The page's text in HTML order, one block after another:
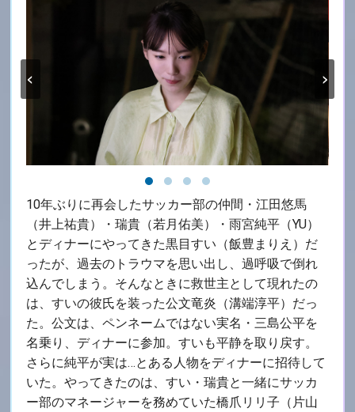
‹ ›
10年ぶりに再会したサッカー部の仲間・江田悠馬
（井上祐貴）・瑞貴（若月佑美）・雨宮純平（YU）
とディナーにやってきた黒目すい（飯豊まりえ）だ
ったが、過去のトラウマを思い出し、過呼吸で倒れ
込んでしまう。そんなときに救世主として現れたの
は、すいの彼氏を装った公文竜炎（溝端淳平）だっ
た。公文は、ペンネームではない実名・三島公平を
名乗り、ディナーに参加。すいも平静を取り戻す。
さらに純平が実は…とある人物をディナーに招待して
いた。やってきたのは、すい・瑞貴と一緒にサッカ
ー部のマネージャーを務めていた橋爪リリ子（片山